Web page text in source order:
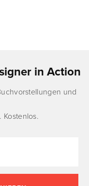
in Action
und
Kostenlos.